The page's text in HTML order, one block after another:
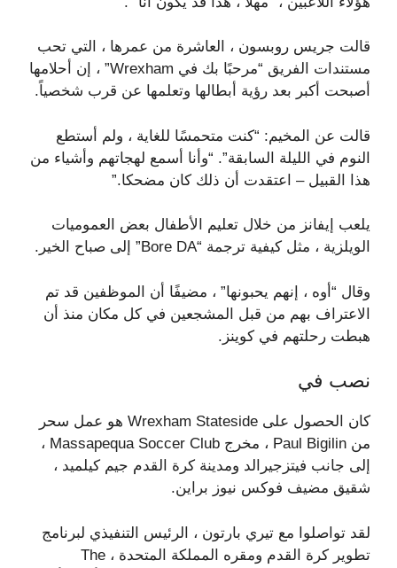
قالت جريس روبسون ، العاشرة من عمرها ، التي تحب
مستندات الفريق “مرحبًا بك في Wrexham” ، إن أحلامها
أصبحت أكبر بعد رؤية أبطالها وتعلمها عن قرب شخصياً.
قالت عن المخيم: “كنت متحمسًا للغاية ، ولم أستطع
النوم في الليلة السابقة”. “وأنا أسمع لهجاتهم وأشياء من
هذا القبيل – اعتقدت أن ذلك كان مضحكا.”
يلعب إيفانز من خلال تعليم الأطفال بعض العموميات
الويلزية ، مثل كيفية ترجمة “Bore DA” إلى صباح الخير.
وقال “أوه ، إنهم يحبونها” ، مضيفًا أن الموظفين قد تم
الاعتراف بهم من قبل المشجعين في كل مكان منذ أن
هبطت رحلتهم في كوينز.
نصب في
كان الحصول على Wrexham Stateside هو عمل سحر
من Paul Bigilin ، مخرج Massapequa Soccer Club ،
إلى جانب فيتزجيرالد ومدينة كرة القدم جيم كيلميد ،
شقيق مضيف فوكس نيوز براين.
لقد تواصلوا مع تيري بارتون ، الرئيس التنفيذي لبرنامج
تطوير كرة القدم ومقره المملكة المتحدة ، The